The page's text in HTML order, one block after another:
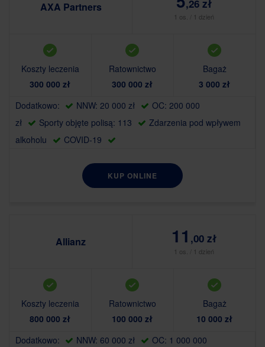
AXA Partners
Koszty leczenia
300 000 zł
Ratownictwo
300 000 zł
Bagaż
3 000 zł
Dodatkowo:
NNW: 20 000 zł
OC: 200 000
zł
Sporty objęte polisą: 113
Zdarzenia pod wpływem
alkoholu
COVID-19
,26 zł
1 os. / 1 dzień
KUP ONLINE
Allianz
Koszty leczenia
800 000 zł
Ratownictwo
100 000 zł
Bagaż
10 000 zł
Dodatkowo:
NNW: 60 000 zł
OC: 1 000 000
11 ,00 zł
1 os. / 1 dzień